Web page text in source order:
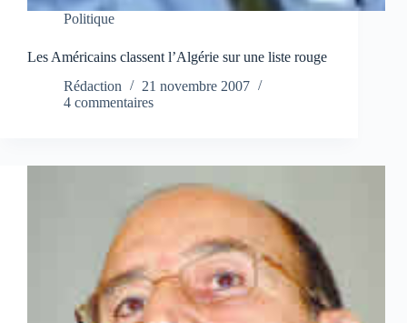
Politique
Les Américains classent l’Algérie sur une liste rouge
Rédaction
21 novembre 2007
4 commentaires